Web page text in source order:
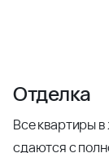
Отделка
Все квартиры
сдаются с